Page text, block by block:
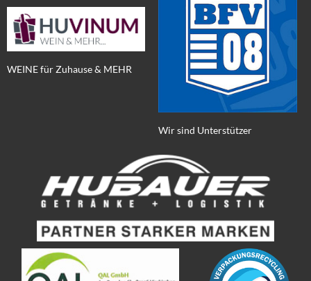
WEINE für Zuhause & MEHR
Wir sind Unterstützer